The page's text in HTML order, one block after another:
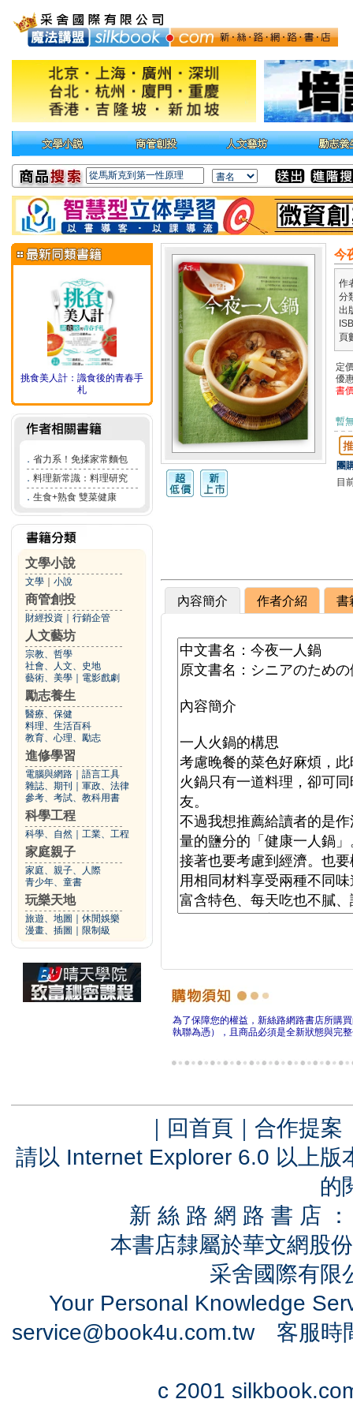
挑食美人計：識食後的青春手
札
． 省力系！免揉家常麵包
． 料理新常識：料理研究
． 生食+熟食 雙菜健康
文學小說
文學 小說
商管創投
財經投資 行銷企管
人文藝坊
宗教、哲學
社會、人文、史地
藝術、美學
電影戲劇
勵志養生
醫療、保健
料理、生活百科
教育、心理、勵志
進修學習
電腦與網路
語言工具
雜誌、期刊
軍政、法律
參考、考試、教科用書
科學工程
科學、自然 工業、工程
家庭親子
家庭、親子、人際
青少年、童書
玩樂天地
旅遊、地圖
休閒娛樂
漫畫、插圖
限制級
今
作
分
出
頁
定
優
書
暫
團
目
內容簡介 作者介紹 書
為了保障您的權益，新絲路網路書店所購
執聯為憑），且商品必須是全新狀態與完
｜ 回首頁 ｜ 合作提案
請以 Internet Explorer 6.0 以上
的
新 絲 路 網 路 書 店
本書店隸屬於華文網股
采舍國際有
Your Personal Knowledge
service@book4u.com.tw客服時
c 2001